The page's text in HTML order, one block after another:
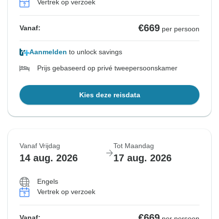
Vertrek op verzoek
Vanaf: €669 per persoon
Aanmelden to unlock savings
Prijs gebaseerd op privé tweepersoonskamer
Kies deze reisdata
Vanaf Vrijdag
14 aug. 2026
Tot Maandag
17 aug. 2026
Engels
Vertrek op verzoek